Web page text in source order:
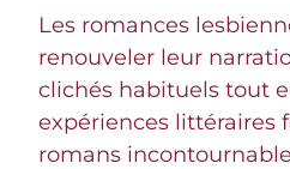
Les romances
renouveler leur
clichés habituels tout
expériences littéraires
romans